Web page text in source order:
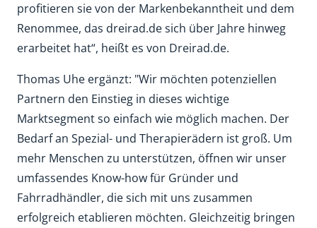
profitieren sie von der Markenbekanntheit und dem
Renommee, das dreirad.de sich über Jahre hinweg
erarbeitet hat“, heißt es von Dreirad.de.
Thomas Uhe ergänzt: "Wir möchten potenziellen
Partnern den Einstieg in dieses wichtige
Marktsegment so einfach wie möglich machen. Der
Bedarf an Spezial- und Therapierädern ist groß. Um
mehr Menschen zu unterstützen, öffnen wir unser
umfassendes Know-how für Gründer und
Fahrradhändler, die sich mit uns zusammen
erfolgreich etablieren möchten. Gleichzeitig bringen